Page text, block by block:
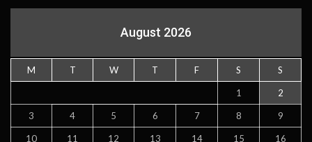
August 2026
M T W T F S S
1 2
3 4 5 6 7 8 9
10 11 12 13 14 15 16